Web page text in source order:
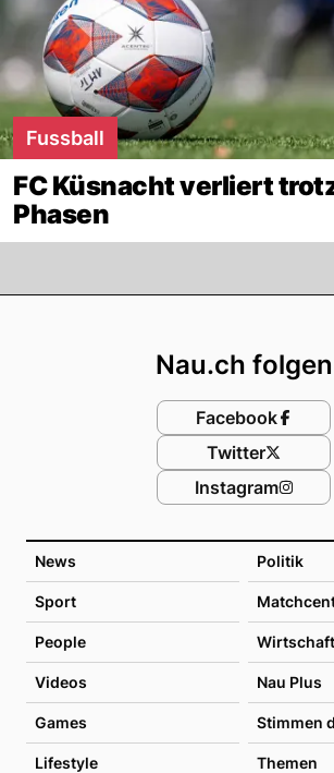
Fussball
FC Küsnacht verliert
Phasen
News Politik
Sport
People Wirtschaft
Videos Nau Plus
Games Stimmen
Lifestyle Themen
Nau.ch folgen
Facebook
Twitter
Instagram